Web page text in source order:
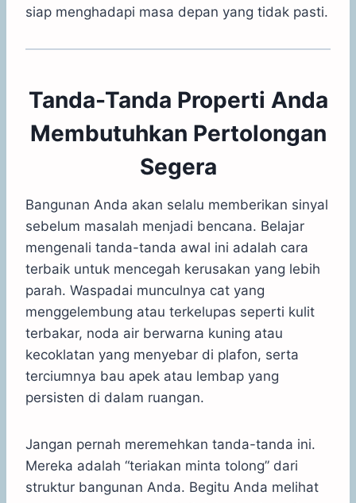
siap menghadapi masa depan yang tidak pasti.
Tanda-Tanda Properti Anda
Membutuhkan Pertolongan
Segera
Bangunan Anda akan selalu memberikan sinyal
sebelum masalah menjadi bencana. Belajar
mengenali tanda-tanda awal ini adalah cara
terbaik untuk mencegah kerusakan yang lebih
parah. Waspadai munculnya cat yang
menggelembung atau terkelupas seperti kulit
terbakar, noda air berwarna kuning atau
kecoklatan yang menyebar di plafon, serta
terciumnya bau apek atau lembap yang
persisten di dalam ruangan.
Jangan pernah meremehkan tanda-tanda ini.
Mereka adalah “teriakan minta tolong” dari
struktur bangunan Anda. Begitu Anda melihat